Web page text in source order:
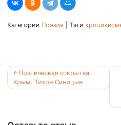
Категории Поэзия Тэги
Навигация
по
Поэтическая открытка.
Крым. Тихон Синицын